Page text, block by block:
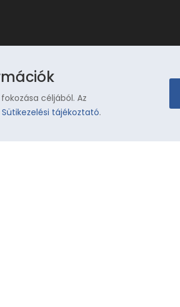
céljából. Az
Sütikezelési tájékoztató.